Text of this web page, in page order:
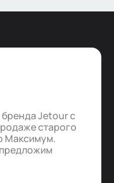
Jetour с
старого
Максимум.